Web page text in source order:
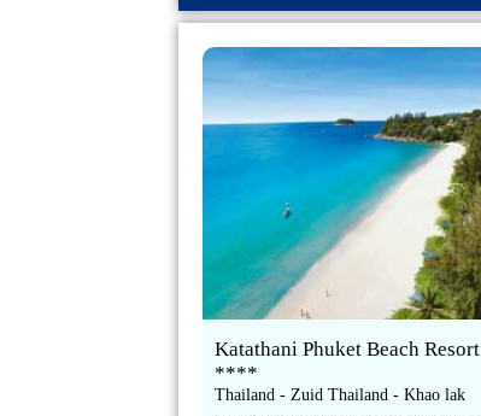
Katathani Phuket Beach Resort
****
Thailand - Zuid Thailand - Khao lak